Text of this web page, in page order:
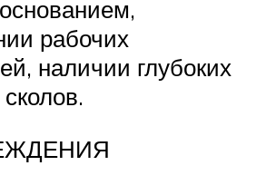
рабочих
наличии глубоких